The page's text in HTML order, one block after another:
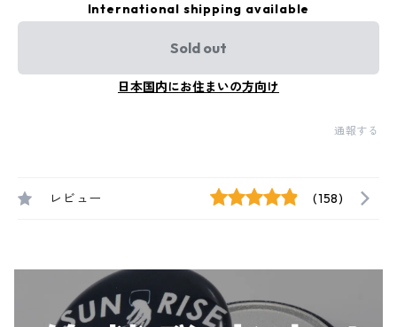
International shipping available
Sold out
日本国内にお住まいの方向け
通報する
レビュー (158)